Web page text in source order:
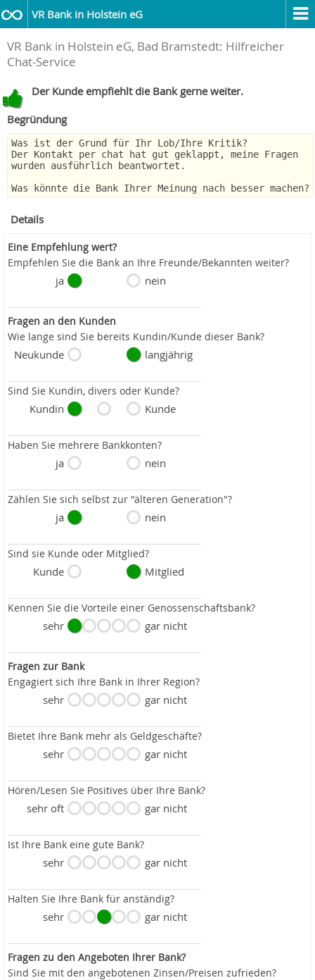
VR Bank in Holstein eG
VR Bank in Holstein eG, Bad Bramstedt: Hilfreicher
Chat-Service
Der Kunde empfiehlt die Bank gerne weiter.
Begründung
Was ist der Grund für Ihr Lob/Ihre Kritik?
Der Kontakt per chat hat gut geklappt, meine Fragen
wurden ausführlich beantwortet.
Was könnte die Bank Ihrer Meinung nach besser machen?
Details
Eine Empfehlung wert?
Empfehlen Sie die Bank an Ihre Freunde/Bekannten weiter?
ja nein
Fragen an den Kunden
Wie lange sind Sie bereits Kundin/Kunde dieser Bank?
Neukunde langjährig
Sind Sie Kundin, divers oder Kunde?
Kundin Kunde
Haben Sie mehrere Bankkonten?
ja nein
Zählen Sie sich selbst zur "älteren Generation"?
ja nein
Sind sie Kunde oder Mitglied?
Kunde Mitglied
Kennen Sie die Vorteile einer Genossenschaftsbank?
sehr gar nicht
Fragen zur Bank
Engagiert sich Ihre Bank in Ihrer Region?
sehr gar nicht
Bietet Ihre Bank mehr als Geldgeschäfte?
sehr gar nicht
Hören/Lesen Sie Positives über Ihre Bank?
sehr oft gar nicht
Ist Ihre Bank eine gute Bank?
sehr gar nicht
Halten Sie Ihre Bank für anständig?
sehr gar nicht
Fragen zu den Angeboten Ihrer Bank?
Sind Sie mit den angebotenen Zinsen/Preisen zufrieden?